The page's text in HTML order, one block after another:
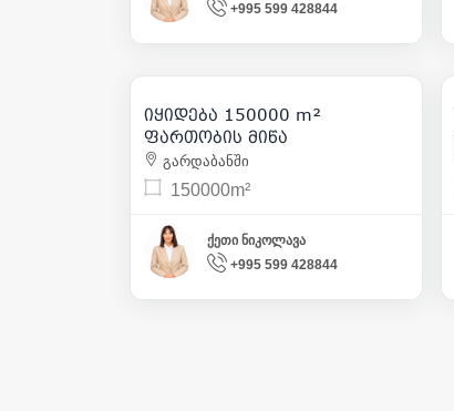
+995 599 428844
1
5 000 000 | m² 33
იყიდება 150000 m²
ფართობის მიწა
გარდაბანში
150000m²
ქეთი ნიკოლავა
+995 599 428844